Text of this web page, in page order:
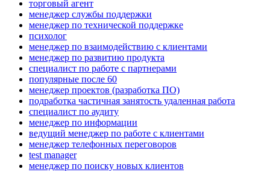
торговый агент
менеджер службы поддержки
менеджер по технической поддержке
психолог
менеджер по взаимодействию с клиентами
менеджер по развитию продукта
специалист по работе с партнерами
популярные после 60
менеджер проектов (разработка ПО)
подработка частичная занятость удаленная работа
специалист по аудиту
менеджер по информации
ведущий менеджер по работе с клиентами
менеджер телефонных переговоров
test manager
менеджер по поиску новых клиентов